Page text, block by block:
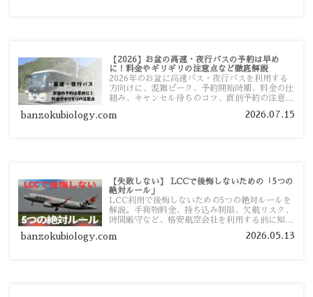
【2026】お盆の高速・夜行バスの予約は早め
に！料金やギリギリの注意点など徹底解説
2026年のお盆に高速バス・夜行バスを利用する
方向けに、混雑ピーク、予約開始時期、料金の仕
組み、キャンセル待ちのコツ、直前予約の注意点
banzokubiology.com 2026.07.15
【失敗しない】 LCCで後悔しないための「5つの
絶対ルール」
LCC利用で後悔しないための5つの絶対ルールを
解説。手荷物料金、持ち込み制限、欠航リスク、
時間厳守など、格安航空会社を利用する前に知っ
す。
banzokubiology.com 2026.05.13